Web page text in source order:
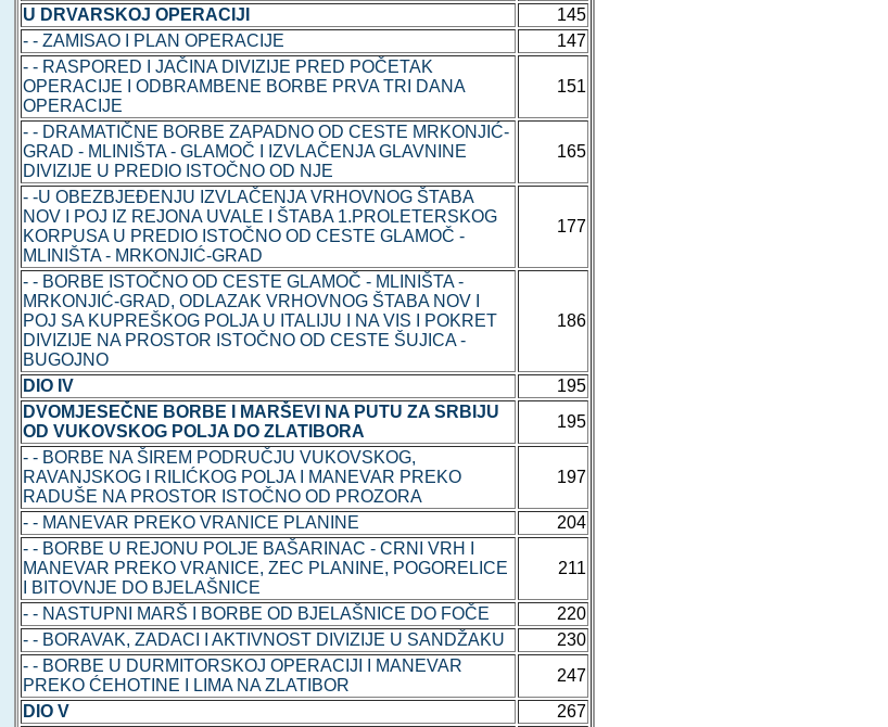
U DRVARSKOJ OPERACIJI
145
- - ZAMISAO I PLAN OPERACIJE
147
- - RASPORED I JAČINA DIVIZIJE PRED POČETAK
OPERACIJE I ODBRAMBENE BORBE PRVA TRI DANA
OPERACIJE
151
- - DRAMATIČNE BORBE ZAPADNO OD CESTE MRKONJIĆ-
GRAD - MLINIŠTA - GLAMOČ I IZVLAČENJA GLAVNINE
DIVIZIJE U PREDIO ISTOČNO OD NJE
165
- -U OBEZBJEĐENJU IZVLAČENJA VRHOVNOG ŠTABA
NOV I POJ IZ REJONA UVALE I ŠTABA 1.PROLETERSKOG
KORPUSA U PREDIO ISTOČNO OD CESTE GLAMOČ -
MLINIŠTA - MRKONJIĆ-GRAD
177
- - BORBE ISTOČNO OD CESTE GLAMOČ - MLINIŠTA -
MRKONJIĆ-GRAD, ODLAZAK VRHOVNOG ŠTABA NOV I
POJ SA KUPREŠKOG POLJA U ITALIJU I NA VIS I POKRET
DIVIZIJE NA PROSTOR ISTOČNO OD CESTE ŠUJICA -
BUGOJNO
186
DIO IV
195
DVOMJESEČNE BORBE I MARŠEVI NA PUTU ZA SRBIJU
OD VUKOVSKOG POLJA DO ZLATIBORA
195
- - BORBE NA ŠIREM PODRUČJU VUKOVSKOG,
RAVANJSKOG I RILIĆKOG POLJA I MANEVAR PREKO
RADUŠE NA PROSTOR ISTOČNO OD PROZORA
197
- - MANEVAR PREKO VRANICE PLANINE
204
- - BORBE U REJONU POLJE BAŠARINAC - CRNI VRH I
MANEVAR PREKO VRANICE, ZEC PLANINE, POGORELICE
I BITOVNJE DO BJELAŠNICE
211
- - NASTUPNI MARŠ I BORBE OD BJELAŠNICE DO FOČE
220
- - BORAVAK, ZADACI I AKTIVNOST DIVIZIJE U SANDŽAKU
230
- - BORBE U DURMITORSKOJ OPERACIJI I MANEVAR
PREKO ĆEHOTINE I LIMA NA ZLATIBOR
247
DIO V
267